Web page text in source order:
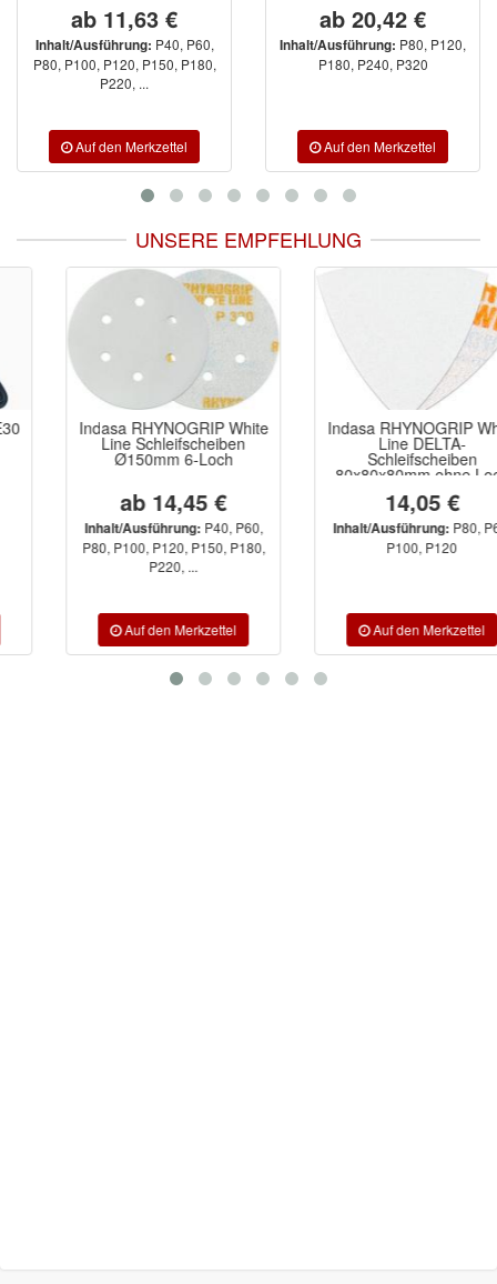
ab 11,63 €
Inhalt/Ausführung: P40, P60,
P80, P100, P120, P150, P180,
P220, ...
ab 20,42 €
Inhalt/Ausführung: P80, P120,
P180, P240, P320
UNSERE EMPFEHLUNG
Indasa RHYNOGRIP White
Line Schleifscheiben
Ø150mm 6-Loch
ab 14,45 €
Inhalt/Ausführung:P40, P60,
P80, P100, P120, P150, P180,
Indasa RHYNOGRIP White
Line DELTA-
Schleifscheiben
80x80x80mm ohne Loch
14,05 €
Inhalt/Ausführung:P80, P60,
P100, P120